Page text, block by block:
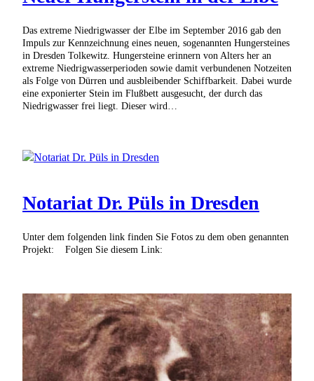
Das extreme Niedrigwasser der Elbe im September 2016 gab den
Impuls zur Kennzeichnung eines neuen, sogenannten Hungersteines
in Dresden Tolkewitz. Hungersteine erinnern von Alters her an
extreme Niedrigwasserperioden sowie damit verbundenen Notzeiten
als Folge von Dürren und ausbleibender Schiffbarkeit. Dabei wurde
eine exponierter Stein im Flußbett ausgesucht, der durch das
Niedrigwasser frei liegt. Dieser wird…
Notariat Dr. Püls in Dresden
Unter dem folgenden link finden Sie Fotos zu dem oben genannten
Projekt: Folgen Sie diesem Link: